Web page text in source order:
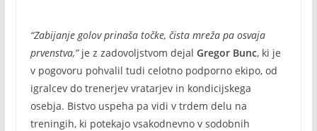
“Zabijanje golov prinaša točke, čista mreža pa osvaja
prvenstva,”je z zadovoljstvom dejal Gregor Bunc, ki je
v pogovoru pohvalil tudi celotno podporno ekipo, od
igralcev do trenerjev vratarjev in kondicijskega
osebja. Bistvo uspeha pa vidi v trdem delu na
treningih, ki potekajo vsakodnevno v sodobnih